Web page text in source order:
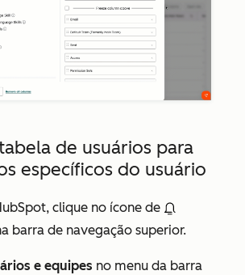
de usuários para
específicos do usuário
clique no ícone de
barra de navegação superior.
e equipes no menu da barra